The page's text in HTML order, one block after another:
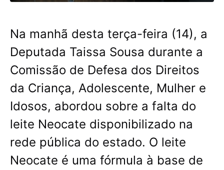
Na manhã desta terça-feira (14), a
Deputada Taissa Sousa durante a
Comissão de Defesa dos Direitos
da Criança, Adolescente, Mulher e
Idosos, abordou sobre a falta do
leite Neocate disponibilizado na
rede pública do estado. O leite
Neocate é uma fórmula à base de